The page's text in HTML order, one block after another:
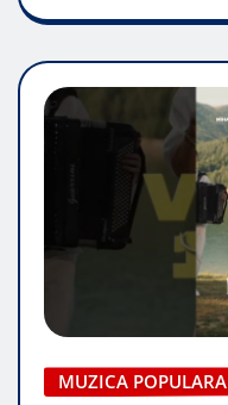
MUZICA POPULARA